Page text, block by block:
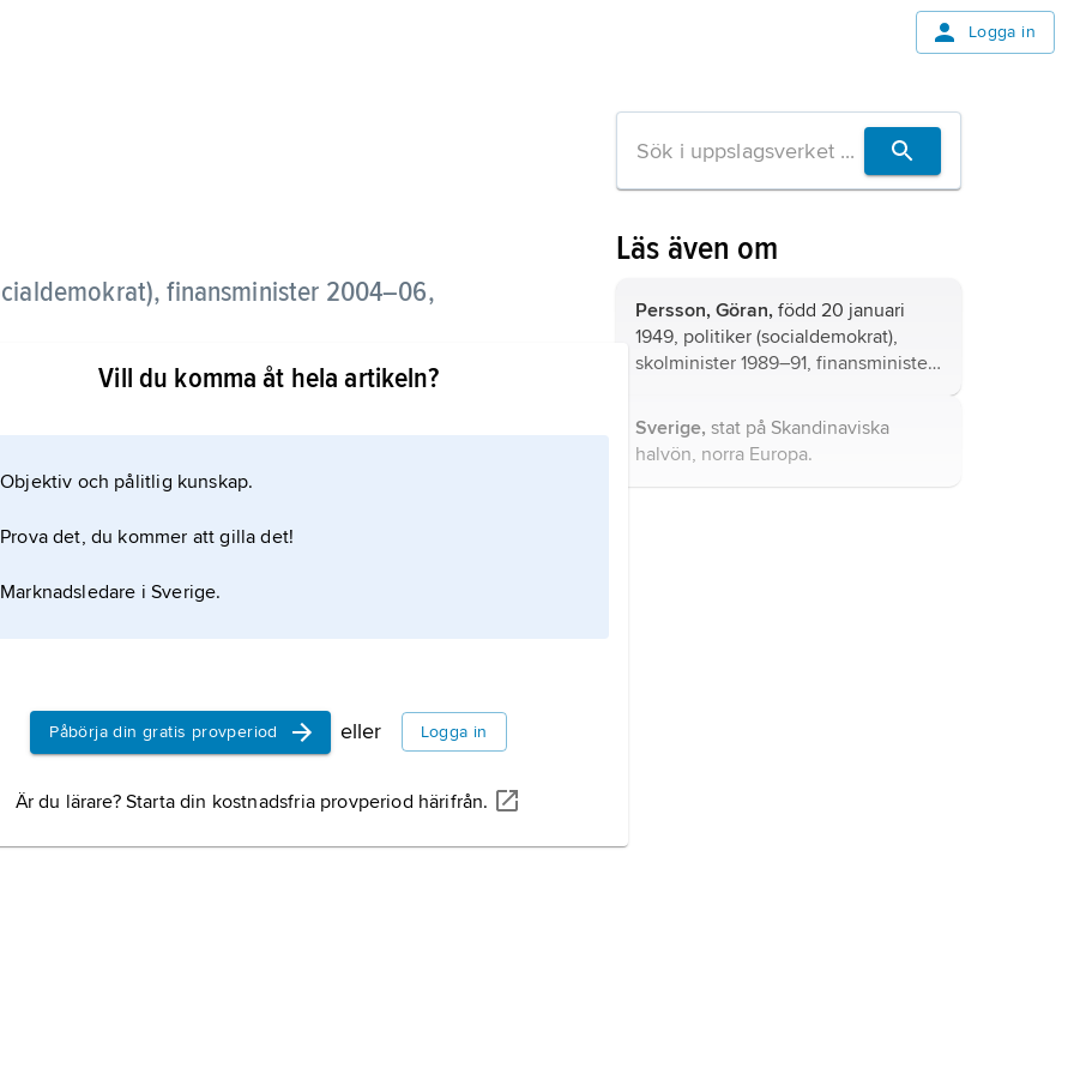
Logga in
finansminister 2004–06,
kommunalpolitiken i Österåkers kommun och i
1988–91 och 1994–97,
i Statsrådsberedningen 1997–
verksam som samordningsminister i
som
Vill du komma åt hela artikeln?
Objektiv och pålitlig kunskap.
Prova det, du kommer att gilla det!
Marknadsledare i Sverige.
Påbörja din gratis provperiod eller Logga in
Är du lärare? Starta din kostnadsfria provperiod härifrån.
Läs även om
Persson, Göran, född 20 januari
1949, politiker (socialdemokrat),
skolminister 1989–91, finansminister
riksdagsledamot 1979–84 och 1991–
2007, ledamot av
socialdemokratiska partistyrelsen
och partiordförande 1996–2007.
Sverige, stat på Skandinaviska
halvön, norra Europa.